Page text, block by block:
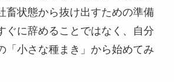
畜状態から抜け出すための準備
ぐに辞めることではなく、自分
「小さな種まき」から始めてみ